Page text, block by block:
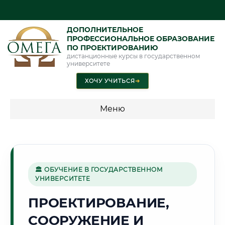
ДОПОЛНИТЕЛЬНОЕ
ПРОФЕССИОНАЛЬНОЕ ОБРАЗОВАНИЕ
ПО ПРОЕКТИРОВАНИЮ
дистанционные курсы в государственном
университете
ХОЧУ УЧИТЬСЯ➜
Меню
🌆
Г. ЧЕЛЯБИНСК
🏛 ОБУЧЕНИЕ В ГОСУДАРСТВЕННОМ
УНИВЕРСИТЕТЕ
ПРОЕКТИРОВАНИЕ,
СООРУЖЕНИЕ И